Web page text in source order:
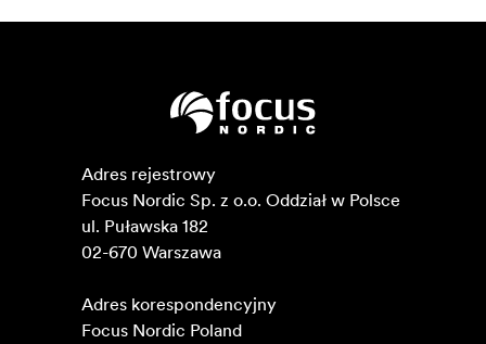
Adres rejestrowy
Focus Nordic Sp. z o.o. Oddział w Polsce
ul. Puławska 182
02-670 Warszawa
Adres korespondencyjny
Focus Nordic Poland